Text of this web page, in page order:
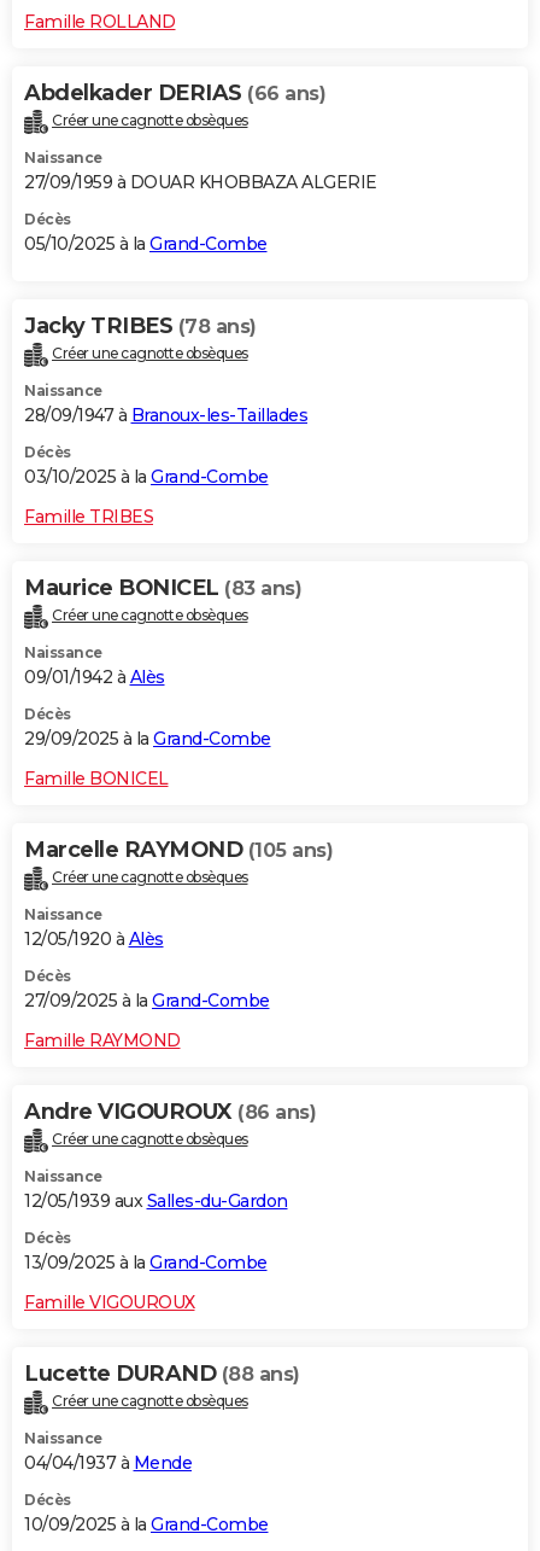
Famille ROLLAND
Abdelkader DERIAS (66 ans)
Créer une cagnotte obsèques
Naissance
27/09/1959 à DOUAR KHOBBAZA ALGERIE
Décès
05/10/2025 à la Grand-Combe
Jacky TRIBES (78 ans)
Créer une cagnotte obsèques
Naissance
28/09/1947 à Branoux-les-Taillades
Décès
03/10/2025 à la Grand-Combe
Famille TRIBES
Maurice BONICEL (83 ans)
Créer une cagnotte obsèques
Naissance
09/01/1942 à Alès
Décès
29/09/2025 à la Grand-Combe
Famille BONICEL
Marcelle RAYMOND (105 ans)
Créer une cagnotte obsèques
Naissance
12/05/1920 à Alès
Décès
27/09/2025 à la Grand-Combe
Famille RAYMOND
Andre VIGOUROUX (86 ans)
Créer une cagnotte obsèques
Naissance
12/05/1939 auxSalles-du-Gardon
Décès
13/09/2025 à la Grand-Combe
Famille VIGOUROUX
Lucette DURAND (88 ans)
Créer une cagnotte obsèques
Naissance
04/04/1937 à Mende
Décès
10/09/2025 à la Grand-Combe